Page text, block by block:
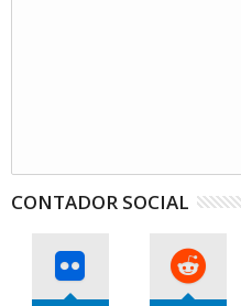
CONTADOR SOCIAL